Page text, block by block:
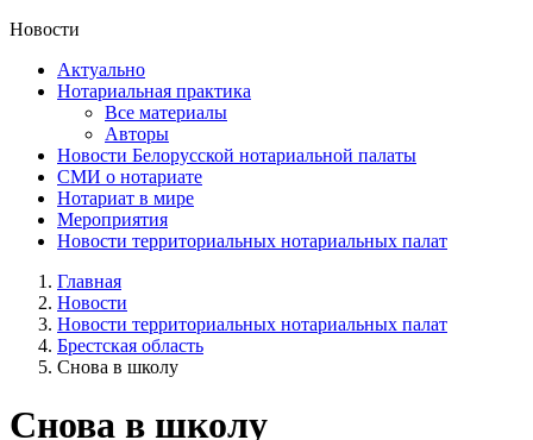
Новости
Актуально
Нотариальная практика
Все материалы
Авторы
Новости Белорусской нотариальной палаты
СМИ о нотариате
Нотариат в мире
Мероприятия
Новости территориальных нотариальных палат
Главная
Новости
Новости территориальных нотариальных палат
Брестская область
Снова в школу
Снова в школу